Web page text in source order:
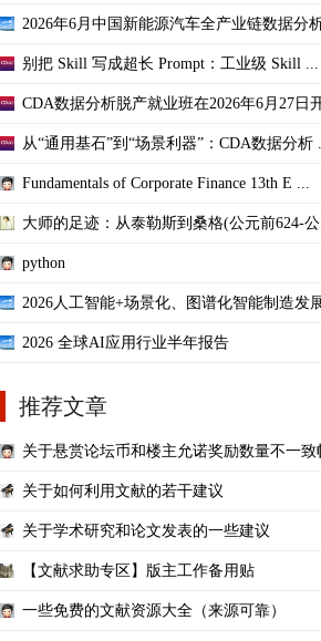
2026年6月中国新能源汽车全产业链数据分析
别把 Skill 写成超长 Prompt：工业级 Skill ...
CDA数据分析脱产就业班在2026年6月27日
从“通用基石”到“场景利器”：CDA数据分析
Fundamentals of Corporate Finance 13th E ...
大师的足迹：从泰勒斯到桑格(公元前624-公
python
2026人工智能+场景化、图谱化智能制造发
2026 全球AI应用行业半年报告
推荐文章
关于悬赏论坛币和楼主允诺奖励数量不一致
关于如何利用文献的若干建议
关于学术研究和论文发表的一些建议
【文献求助专区】版主工作备用贴
一些免费的文献资源大全（来源可靠）